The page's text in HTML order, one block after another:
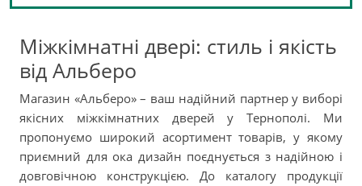
Міжкімнатні двері: стиль і якість
від Альберо
Магазин «Альберо» – ваш надійний партнер у виборі
якісних міжкімнатних дверей у Тернополі. Ми
пропонуємо широкий асортимент товарів, у якому
приємний для ока дизайн поєднується з надійною і
довговічною конструкцією. До каталогу продукції